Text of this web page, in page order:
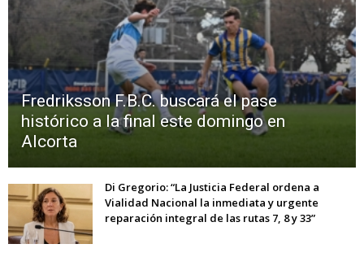
Fredriksson F.B.C. buscará el pase
histórico a la final este domingo en
Alcorta
Di Gregorio: “La Justicia Federal ordena a
Vialidad Nacional la inmediata y urgente
reparación integral de las rutas 7, 8 y 33”